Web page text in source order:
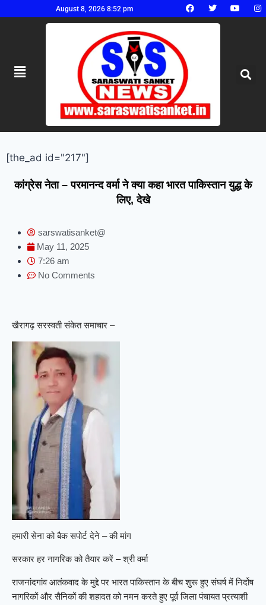
August 8, 2026 8:52 pm
[the_ad id="217"]
कांग्रेस नेता – परमानन्द वर्मा ने क्या कहा भारत पाकिस्तान युद्ध के
लिए, देखे
sarswatisanket@
May 11, 2025
7:26 am
No Comments
खैरागढ़ सरस्वती संकेत समाचार –
हमारी सेना को बैक सपोर्ट देने – की मांग
सरकार हर नागरिक को तैयार करें – श्री वर्मा
राजनांदगांव आतंकवाद के मुद्दे पर भारत पाकिस्तान के बीच शुरू हुए संघर्ष में निर्दोष
नागरिकों और सैनिकों की शहादत को नमन करते हुए पूर्व जिला पंचायत प्रत्याशी